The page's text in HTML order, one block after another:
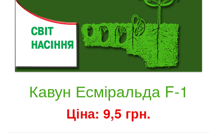
Кавун Есміральда F-1
Ціна: 9,5 грн.